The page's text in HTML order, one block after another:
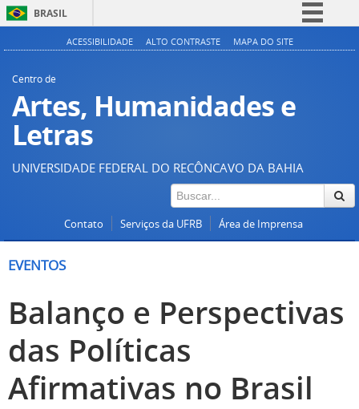
BRASIL
Simplifique!
Acesso à informação
Canais
ACESSIBILIDADE ALTO CONTRASTE MAPA DO SITE
Centro de
Artes, Humanidades e
Letras
UNIVERSIDADE FEDERAL DO RECÔNCAVO DA BAHIA
Contato Serviços da UFRB Área de Imprensa
EVENTOS
Balanço e Perspectivas
das Políticas
Afirmativas no Brasil